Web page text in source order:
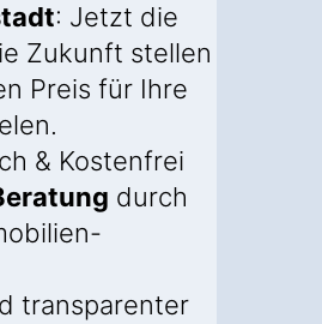
: Jetzt die
Zukunft stellen
Preis für Ihre
& Kostenfrei
durch
transparenter